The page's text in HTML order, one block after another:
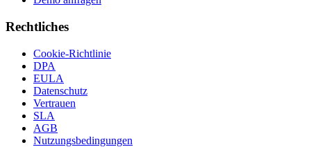
Rechtliches
Cookie-Richtlinie
DPA
EULA
Datenschutz
Vertrauen
SLA
AGB
Nutzungsbedingungen